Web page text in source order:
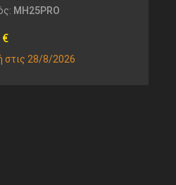
MH25PRO
€
στις 28/8/2026